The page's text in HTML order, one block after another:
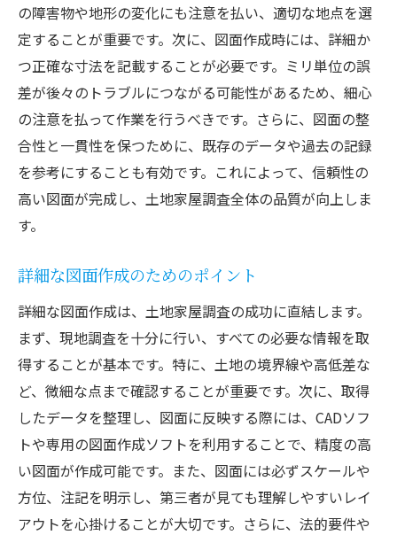
の障害物や地形の変化にも注意を払い、適切な地点を選
定することが重要です。次に、図面作成時には、詳細か
つ正確な寸法を記載することが必要です。ミリ単位の誤
差が後々のトラブルにつながる可能性があるため、細心
の注意を払って作業を行うべきです。さらに、図面の整
合性と一貫性を保つために、既存のデータや過去の記録
を参考にすることも有効です。これによって、信頼性の
高い図面が完成し、土地家屋調査全体の品質が向上しま
す。
詳細な図面作成のためのポイント
詳細な図面作成は、土地家屋調査の成功に直結します。
まず、現地調査を十分に行い、すべての必要な情報を取
得することが基本です。特に、土地の境界線や高低差な
ど、微細な点まで確認することが重要です。次に、取得
したデータを整理し、図面に反映する際には、CADソフ
トや専用の図面作成ソフトを利用することで、精度の高
い図面が作成可能です。また、図面には必ずスケールや
方位、注記を明示し、第三者が見ても理解しやすいレイ
アウトを心掛けることが大切です。さらに、法的要件や